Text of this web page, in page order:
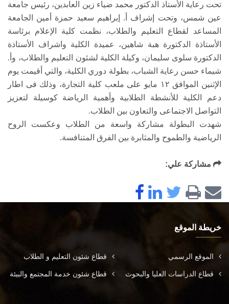
تحت رعاية الأستاذ الدكتور محمد ضياء زين العابدين، رئيس جامعة
عين شمس، وتحت إشراف أ. إبراهيم سعيد حمزة أمين الجامعة
المساعد لقطاع التعليم والطلاب، نظمت كلية الإعلام برئاسة
الأستاذة الدكتورة هبة شاهين، عميدة الكلية واشراف الأستاذة
الدكتورة سلوى سليمان، وكيلة الكلية لشئون التعليم والطلاب، وأ.
شيماء حسن رعاية الشباب، بطولة دوري الكلية، والتي أقيمت يوم
الإثنين الموافق ١٢ مايو على ملعب كلية التجارة، وذلك فى اطار
دعم الكلية للأنشطة الطلابية وأهمية الرياضة كوسيلة لتعزيز
التواصل الاجتماعى والتعاون بين الطلاب.
شهدت البطولة مشاركة واسعة من الطلاب وعكست الروح
الرياضية والطموح والمثابرة بين الفرق المتنافسة.
مشاركة علي:
خريطة الموقع
الموقع الرسمي قطاع شئون التعليم و الطلاب
قطاع الدراسات العليا والبحوث قطاع شئون خدمة المجتمع والبيئة